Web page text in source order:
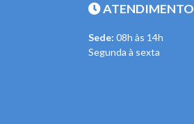
ATENDIMENTO
Sede: 08h às 14h
Segunda à sexta